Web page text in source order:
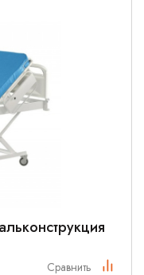
Сравнить